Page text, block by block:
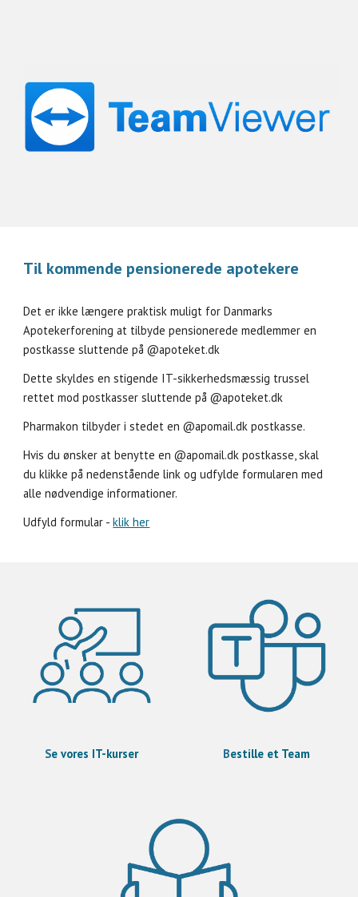
Til kommende pensionerede apotekere
Det er ikke længere praktisk muligt for Danmarks
Apotekerforening at tilbyde pensionerede medlemmer en
postkasse sluttende på @apoteket.dk
Dette skyldes en stigende IT-sikkerhedsmæssig trussel
rettet mod postkasser sluttende på @apoteket.dk
Pharmakon tilbyder i stedet en @apomail.dk postkasse.
Hvis du ønsker at benytte en @apomail.dk postkasse, skal
du klikke på nedenstående link og udfylde formularen med
alle nødvendige informationer.
Udfyld formular -klik her
Se vores IT-kurser Bestille et Team